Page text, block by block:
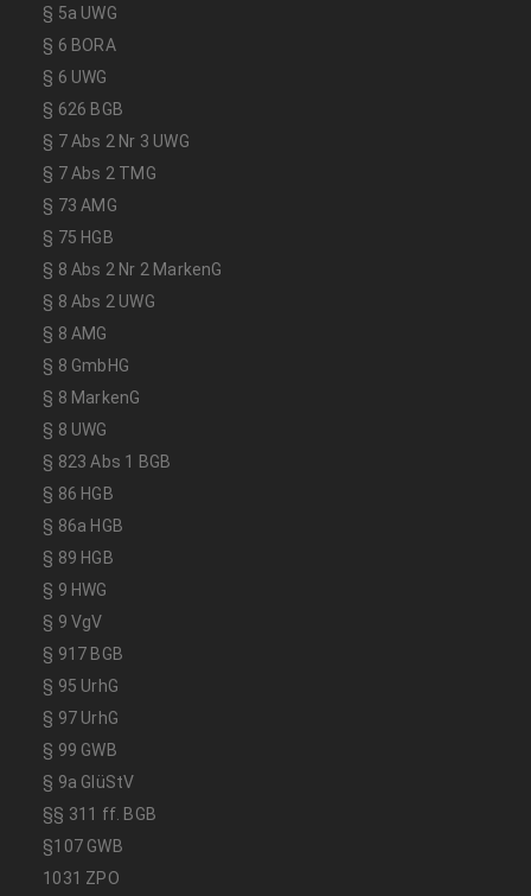
§ 5a UWG
§ 6 BORA
§ 6 UWG
§ 626 BGB
§ 7 Abs 2 Nr 3 UWG
§ 7 Abs 2 TMG
§ 73 AMG
§ 75 HGB
§ 8 Abs 2 Nr 2 MarkenG
§ 8 Abs 2 UWG
§ 8 AMG
§ 8 GmbHG
§ 8 MarkenG
§ 8 UWG
§ 823 Abs 1 BGB
§ 86 HGB
§ 86a HGB
§ 89 HGB
§ 9 HWG
§ 9 VgV
§ 917 BGB
§ 95 UrhG
§ 97 UrhG
§ 99 GWB
§ 9a GlüStV
§§ 311 ff. BGB
§107 GWB
1031 ZPO